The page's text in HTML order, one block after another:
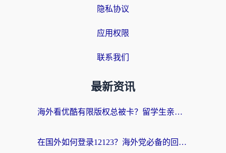
隐私协议
应用权限
联系我们
最新资讯
海外看优酷有限版权总被卡？留学生亲测有效的回国加速器选择指南
在国外如何登录12123？海外党必备的回国加速实用指南